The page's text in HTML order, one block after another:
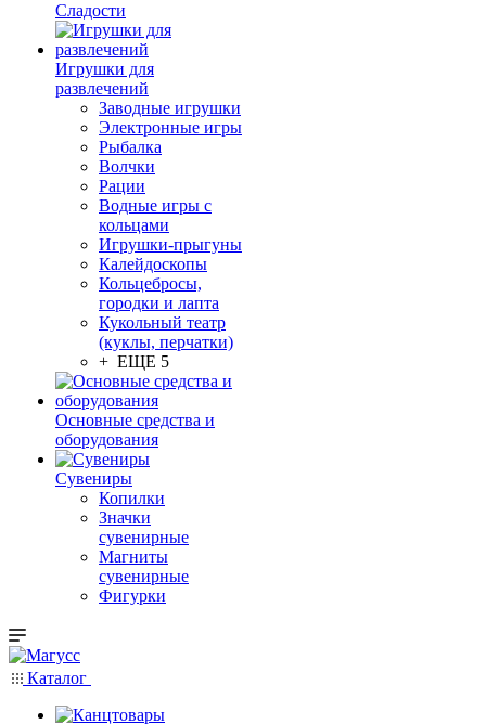
Сладости
Игрушки для
развлечений
Заводные игрушки
Электронные игры
Рыбалка
Волчки
Рации
Водные игры с
кольцами
Игрушки-прыгуны
Калейдоскопы
Кольцебросы,
городки и лапта
Кукольный театр
(куклы, перчатки)
+ ЕЩЕ 5
Основные средства и
оборудования
Сувениры
Копилки
Значки
сувенирные
Магниты
сувенирные
Фигурки
Каталог